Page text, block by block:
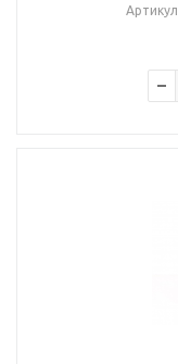
Артикул